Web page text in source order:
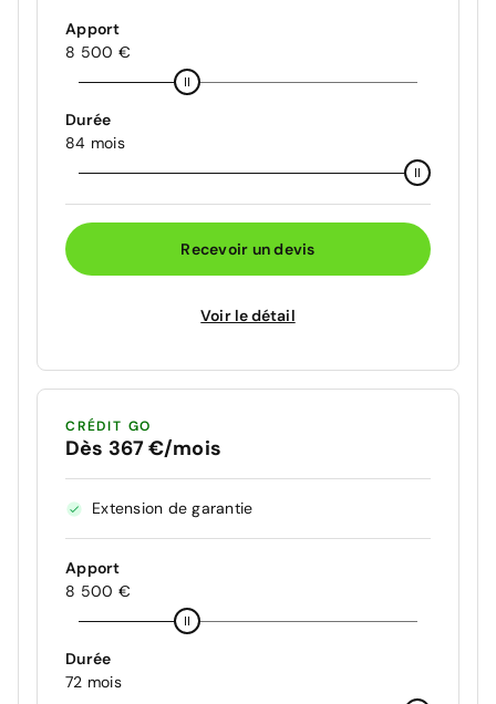
Apport
8 500 €
Durée
84 mois
Recevoir un devis
Voir le détail
CRÉDIT GO
Dès 367 €/mois
Extension de garantie
Apport
8 500 €
Durée
72 mois